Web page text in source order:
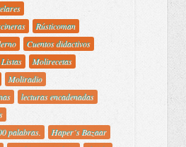
Rústicoman
Cuentos didactivos
Listas
Molirecetas
Moliradio
lecturas encadenadas
palabras.
Haper´s Bazaar